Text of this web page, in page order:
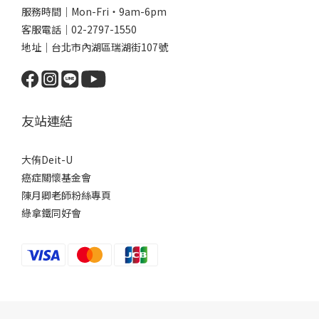
服務時間｜Mon-Fri・9am-6pm
客服電話｜02-2797-1550
地址｜台北市內湖區瑞湖街107號
友站連結
大侑Deit-U
癌症關懷基金會
陳月卿老師粉絲專頁
綠拿鐵同好會